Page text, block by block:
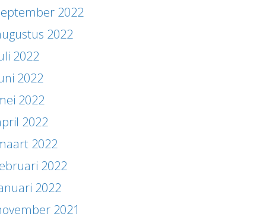
2022
2022
2022
2022
2022
2022
2022
2022
2022
2021